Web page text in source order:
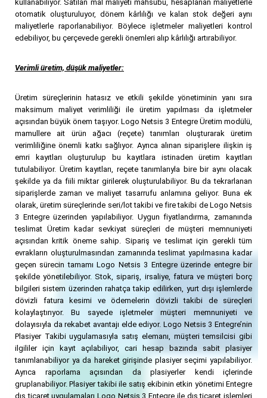
kullanabiliyor. Satılan mal maliyeti mahsubu, hesaplanan maliyetlerle
otomatik oluşturuluyor, dönem kârlılığı ve kalan stok değeri aynı
maliyetlerle raporlanabiliyor. Böylece işletmeler maliyetleri kontrol
edebiliyor, bu çerçevede gerekli önemleri alıp kârlılığı artırabiliyor.
Verimli üretim, düşük maliyetler:
Üretim süreçlerinin hatasız ve etkili şekilde yönetiminin yanı sıra
maksimum maliyet verimliliği ile üretim yapılması da işletmeler
açısından büyük önem taşıyor. Logo Netsis 3 Entegre Üretim modülü,
mamullere ait ürün ağacı (reçete) tanımları oluşturarak üretim
verimliliğine önemli katkı sağlıyor. Ayrıca alınan siparişlere ilişkin iş
emri kayıtları oluşturulup bu kayıtlara istinaden üretim kayıtları
tutulabiliyor. Üretim kayıtları, reçete tanımlarıyla bire bir aynı olacak
şekilde ya da fiili miktar girilerek oluşturulabiliyor. Bu da tekrarlanan
siparişlerde zaman ve maliyet tasarrufu anlamına geliyor. Buna ek
olarak, üretim süreçlerinde seri/lot takibi ve fire takibi de Logo Netsis
3 Entegre üzerinden yapılabiliyor. Uygun fiyatlandırma, zamanında
teslimat Üretim kadar sevkiyat süreçleri de müşteri memnuniyeti
açısından kritik öneme sahip. Sipariş ve teslimat için gerekli tüm
evrakların oluşturulmasından zamanında teslimat yapılmasına kadar
geçen sürecin tamamı Logo Netsis 3 Entegre üzerinde entegre bir
şekilde yönetilebiliyor. Stok, sipariş, irsaliye, fatura ve müşteri borç
bilgileri sistem üzerinden rahatça takip edilirken, yurt dışı işlemlerde
dövizli fatura kesimi ve ödemelerin dövizli takibi de süreçleri
kolaylaştırıyor. Bu sayede işletmeler müşteri memnuniyeti ve
dolayısıyla da rekabet avantajı elde ediyor. Logo Netsis 3 Entegre’nin
Plasiyer Takibi uygulamasıyla satış elemanı, müşteri temsilcisi gibi
ilgililer için kayıt açılabiliyor, cari hesap bazında sabit plasiyer
tanımlanabiliyor ya da hareket girişinde plasiyer seçimi yapılabiliyor.
Ayrıca raporlama açısından da plasiyerler kendi içlerinde
gruplanabiliyor. Plasiyer takibi ile satış ekibinin etkin yönetimi Entegre
dış ticaret uygulamaları Logo Netsis 3 Entegre ile dış ticaret işlemleri